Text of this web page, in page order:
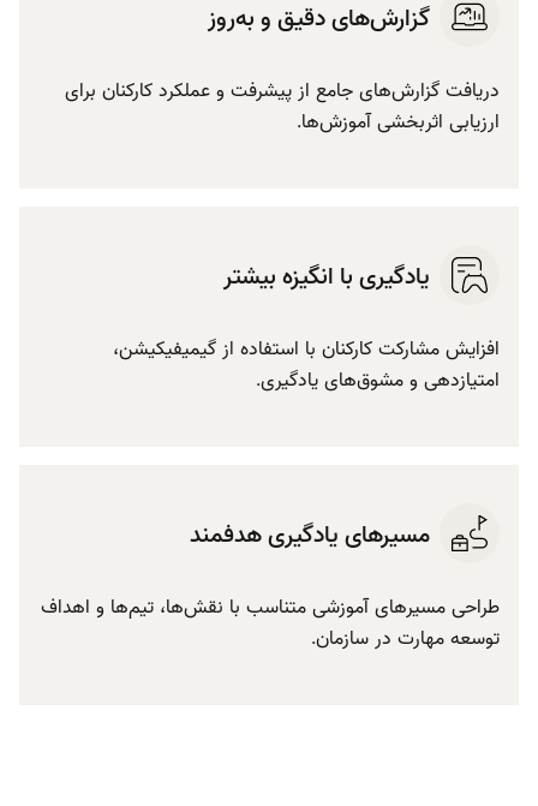
گزارش‌های دقیق و به‌روز
دریافت گزارش‌های جامع از پیشرفت و عملکرد کارکنان برای
ارزیابی اثربخشی آموزش‌ها.
یادگیری با انگیزه بیشتر
افزایش مشارکت کارکنان با استفاده از گیمیفیکیشن،
امتیازدهی و مشوق‌های یادگیری.
مسیرهای یادگیری هدفمند
طراحی مسیرهای آموزشی متناسب با نقش‌ها، تیم‌ها و اهداف
توسعه مهارت در سازمان.